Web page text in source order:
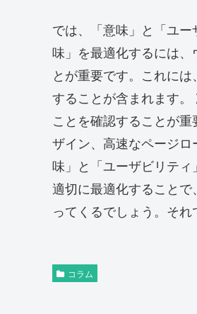
では、「意味」と「ユ
味」を最適化するには
とが重要です。これに
することが含まれます
ことを確認することが
ザイン、高速なページ
味」と「ユーザビリティ
適切に最適化すること
ってくるでしょう。そ
コラム